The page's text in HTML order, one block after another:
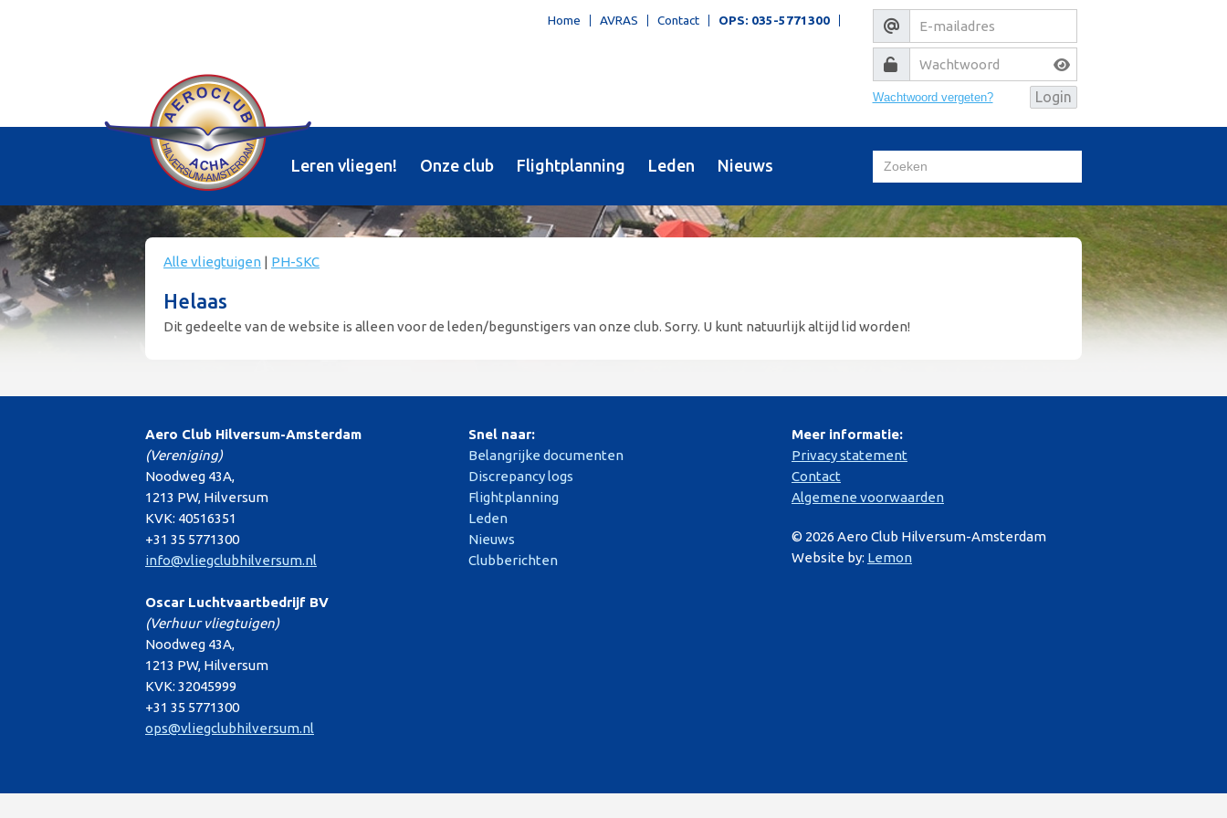
Home AVRAS Contact OPS: 035-5771300
Wachtwoord vergeten?
Leren vliegen! Onze club Flightplanning Leden Nieuws
Alle vliegtuigen | PH-SKC
Helaas
Dit gedeelte van de website is alleen voor de leden/begunstigers van onze club. Sorry. U kunt natuurlijk altijd lid worden!
Aero Club Hilversum-Amsterdam
(Vereniging)
Noodweg 43A,
1213 PW, Hilversum
KVK: 40516351
+31 35 5771300
info@vliegclubhilversum.nl
Oscar Luchtvaartbedrijf BV
(Verhuur vliegtuigen)
Noodweg 43A,
1213 PW, Hilversum
KVK: 32045999
+31 35 5771300
ops@vliegclubhilversum.nl
Snel naar:
Belangrijke documenten
Discrepancy logs
Flightplanning
Leden
Nieuws
Clubberichten
Meer informatie:
Privacy statement
Contact
Algemene voorwaarden
© 2026 Aero Club Hilversum-Amsterdam
Website by: Lemon